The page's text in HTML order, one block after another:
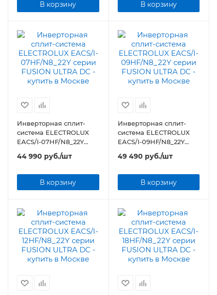
В корзину В корзину
Инверторная сплит-
система ELECTROLUX
EACS/I-07HF/N8_22Y
серии FUSION ULTRA DC
44 990 руб./шт
В корзину
Инверторная сплит-
система ELECTROLUX
EACS/I-09HF/N8_22Y
серии FUSION ULTRA DC
49 490 руб./шт
В корзину